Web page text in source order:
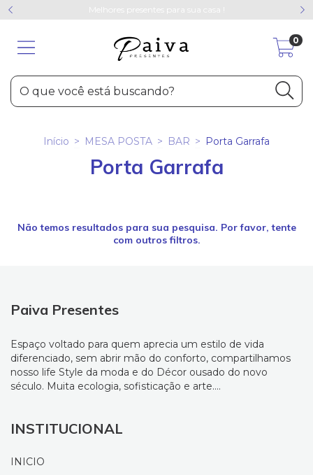
Melhores presentes para sua casa !
0
Início > MESA POSTA > BAR > Porta Garrafa
Porta Garrafa
Não temos resultados para sua pesquisa. Por favor, tente
com outros filtros.
Paiva Presentes
Espaço voltado para quem aprecia um estilo de vida
diferenciado, sem abrir mão do conforto, compartilhamos
nosso life Style da moda e do Décor ousado do novo
século. Muita ecologia, sofisticação e arte....
INSTITUCIONAL
INICIO